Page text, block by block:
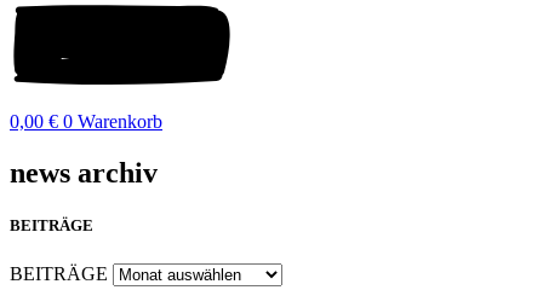
0,00 € 0 Warenkorb
news archiv
BEITRÄGE
BEITRÄGE